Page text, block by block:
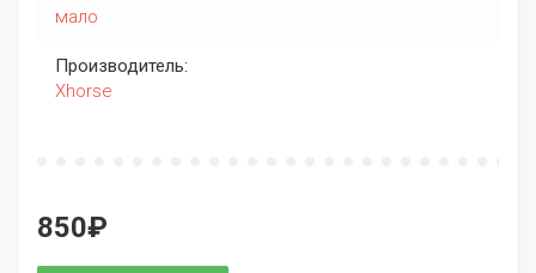
мало
Производитель:
Xhorse
850₽